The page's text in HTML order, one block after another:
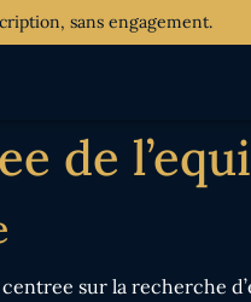
sans engagement.
de
sur la recherche